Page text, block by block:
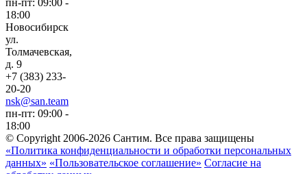
18:00
Новосибирск
ул.
Толмачевская,
д. 9
+7 (383) 233-
20-20
nsk@san.team
пн-пт: 09:00 -
18:00
© Copyright 2006-2026 Сантим. Все права защищены
«Политика конфиденциальности и обработки персональных
данных» «Пользовательское соглашение» Согласие на